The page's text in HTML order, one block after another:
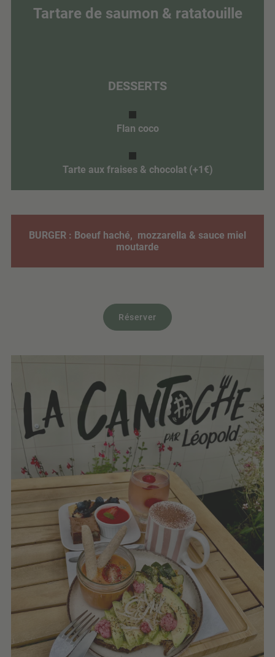
Tartare de saumon & ratatouille
DESSERTS
Flan coco
Tarte aux fraises & chocolat (+1€)
BURGER : Boeuf haché, mozzarella & sauce miel
moutarde
Réserver